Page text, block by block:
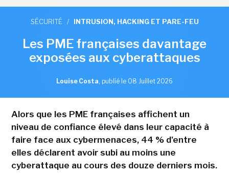
SÉCURITÉ / INTRUSION, HACKING ET PARE-FEU
Les PME françaises davantage
exposées aux cyberattaques
Louise Costa, publié le 08 Juillet 2026
Alors que les PME françaises affichent un
niveau de confiance élevé dans leur capacité à
faire face aux cybermenaces, 44 % d'entre
elles déclarent avoir subi au moins une
cyberattaque au cours des douze derniers mois.